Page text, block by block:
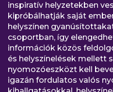
inspiratív helyzetekben
kipróbálhatják saját
helyszínen
csoportban, így
információk közös
és helyszínelések mellett
nyomozóeszközt kell
igazán fordulatos valós